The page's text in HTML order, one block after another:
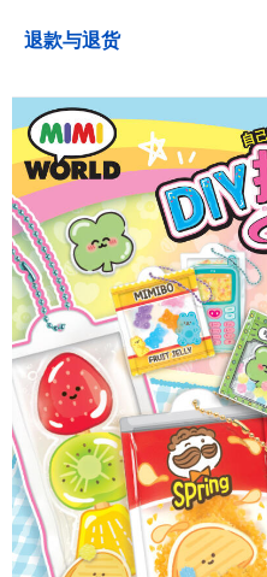
退款与退货